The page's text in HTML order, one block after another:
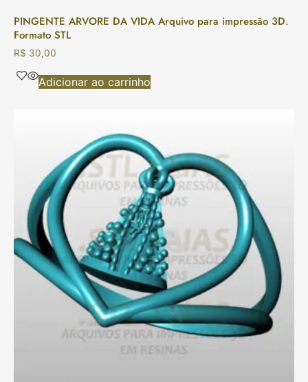
PINGENTE ARVORE DA VIDA Arquivo para impressão 3D.
Formato STL
R$ 30,00
Adicionar ao carrinho